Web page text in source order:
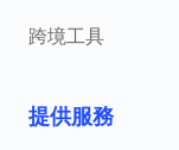
跨境工具
提供服務